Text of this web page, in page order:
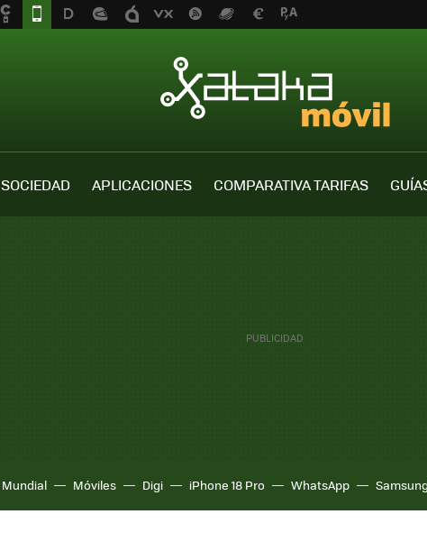
APLICACIONES COMPARATIVA TARIFAS
Mundial Móviles Digi iPhone 18 Pro WhatsApp